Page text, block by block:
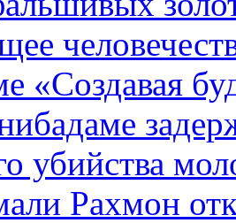
«Создавая
убийства
Рахмон